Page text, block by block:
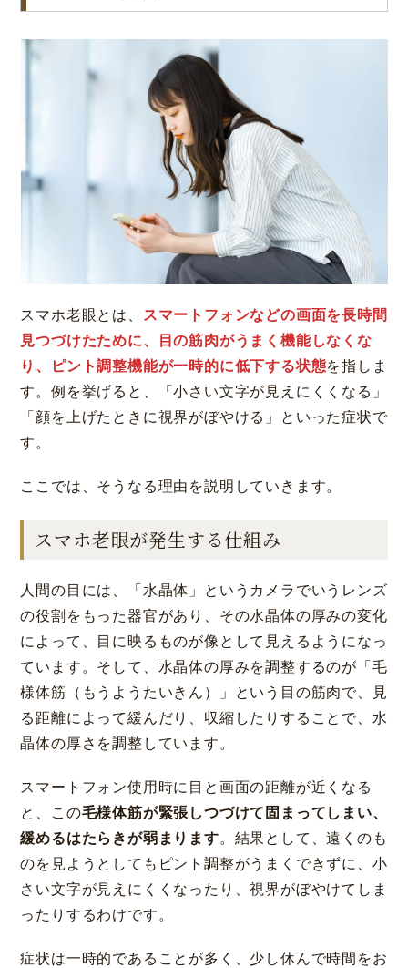
スマホ老眼とは、
スマートフォンなどの画面を長時間
見つづけたために、目の筋肉がうまく機能しなくな
り、ピント調整機能が一時的に低下する状態を指しま
す。例を挙げると、「小さい文字が見えにくくなる」
「顔を上げたときに視界がぼやける」といった症状で
す。
ここでは、そうなる理由を説明していきます。
スマホ老眼が発生する仕組み
人間の目には、「水晶体」というカメラでいうレンズ
の役割をもった器官があり、その水晶体の厚みの変化
によって、目に映るものが像として見えるようになっ
ています。そして、水晶体の厚みを調整するのが「毛
様体筋（もうようたいきん）」という目の筋肉で、見
る距離によって緩んだり、収縮したりすることで、水
晶体の厚さを調整しています。
スマートフォン使用時に目と画面の距離が近くなる
と、この毛様体筋が緊張しつづけて固まってしまい、
緩めるはたらきが弱まります。結果として、遠くのも
のを見ようとしてもピント調整がうまくできずに、小
さい文字が見えにくくなったり、視界がぼやけてしま
ったりするわけです。
症状は一時的であることが多く、少し休んで時間をお